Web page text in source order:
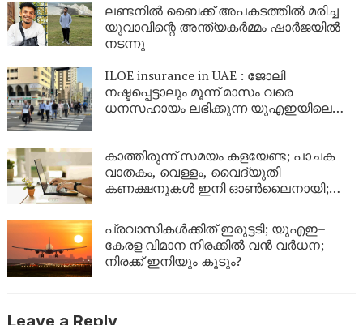
ലണ്ടനിൽ ബെെക്ക് അപകടത്തിൽ മരിച്ച
യുവാവിന്റെ അന്ത്യകർമ്മം ഷാർജയിൽ
നടന്നു
ILOE insurance in UAE : ജോലി
നഷ്ടപ്പെട്ടാലും മൂന്ന് മാസം വരെ
ധനസഹായം ലഭിക്കുന്ന യുഎഇയിലെ
കാത്തിരുന്ന് സമയം കളയേണ്ട; പാചക
വാതകം, വെള്ളം, വൈദ്യുതി
കണക്ഷനുകള്‍ ഇനി ഓണ്‍ലൈനായി;
പ്രവാസികൾക്കിത് ഇരുട്ടടി; യുഎഇ–
കേരള വിമാന നിരക്കിൽ വൻ വർധന;
നിരക്ക് ഇനിയും കൂടും?
Leave a Reply